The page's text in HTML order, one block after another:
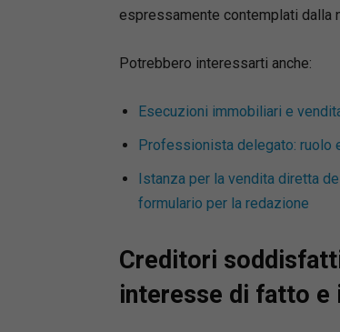
espressamente contemplati dalla
Potrebbero interessarti anche:
Esecuzioni immobiliari e
Professionista delegato: ruolo
Istanza per la vendita diretta
formulario per la redazione
Creditori
interesse di fatto e